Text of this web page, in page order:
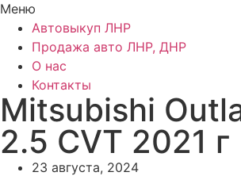
Меню
Автовыкуп ЛНР
Продажа авто ЛНР, ДНР
О нас
Контакты
Mitsubishi
2.5 CVT 2021 г
23 августа, 2024